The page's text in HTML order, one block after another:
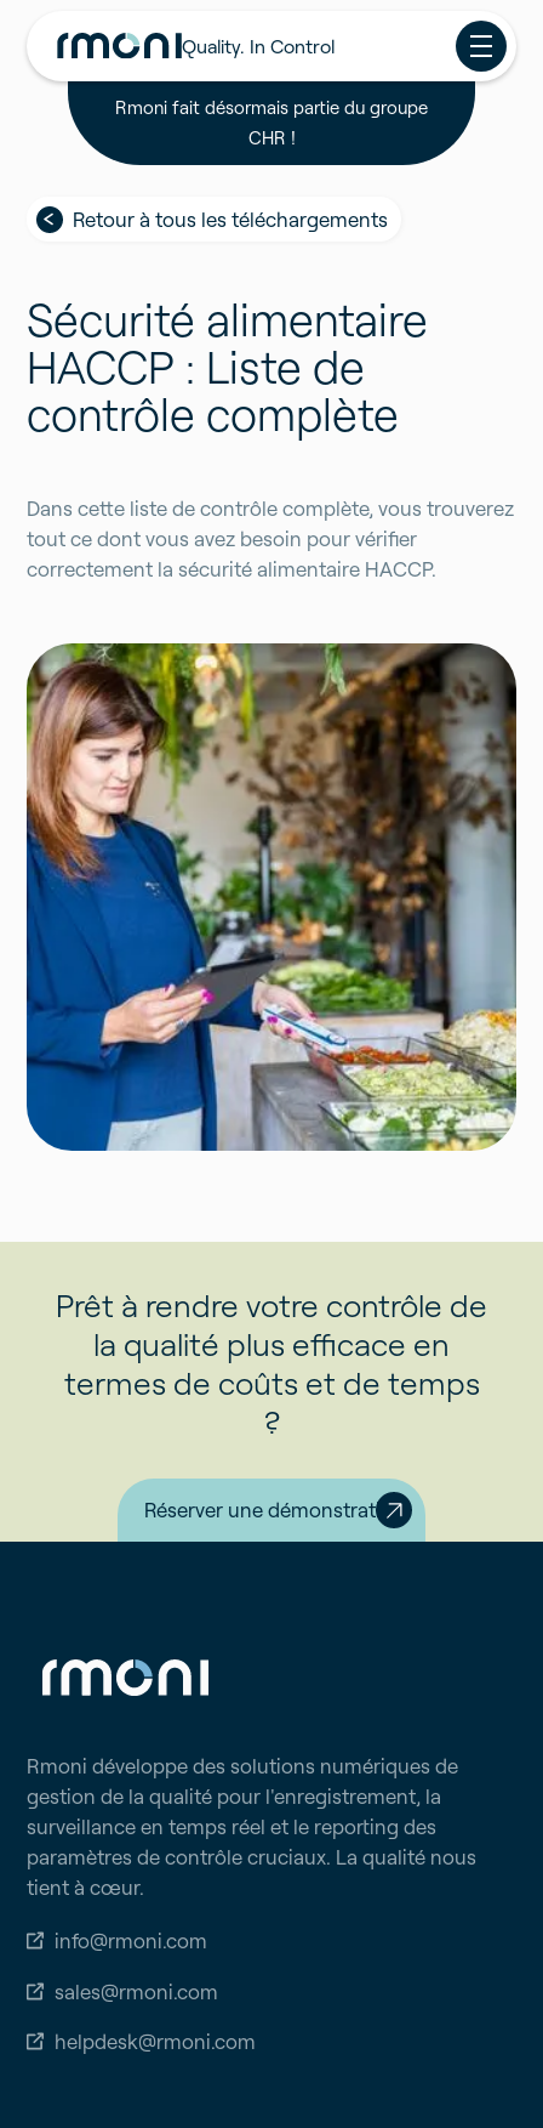
Quality. In Control
Rmoni fait désormais partie du groupe
CHR !
Retour à tous les téléchargements
Sécurité alimentaire
HACCP : Liste de
contrôle complète
Dans cette liste de contrôle complète, vous trouverez
tout ce dont vous avez besoin pour vérifier
correctement la sécurité alimentaire HACCP.
Prêt à rendre votre contrôle de
la qualité plus efficace en
termes de coûts et de temps
?
Réserver une démonstration
Rmoni développe des solutions numériques de
gestion de la qualité pour l'enregistrement, la
surveillance en temps réel et le reporting des
paramètres de contrôle cruciaux. La qualité nous
tient à cœur.
info@rmoni.com
sales@rmoni.com
helpdesk@rmoni.com